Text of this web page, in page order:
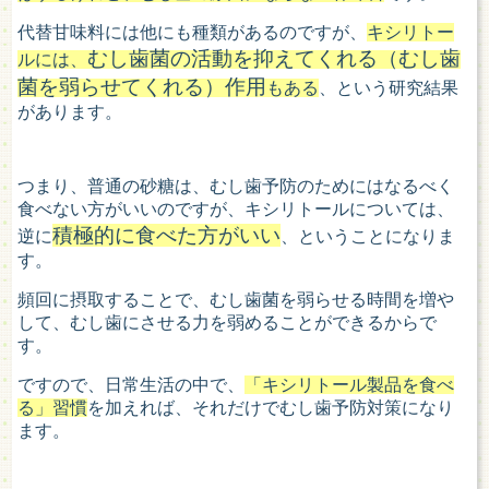
代替甘味料には他にも種類があるのですが、 キシリトー
ルには、 むし歯菌の活動を抑えてくれる（むし歯
菌を弱らせてくれる）作用もある
、という研究結果
があります。
つまり、普通の砂糖は、むし歯予防のためにはなるべく
食べない方がいいのですが、キシリトールについては、
逆に積極的に食べた方がいい 、ということになりま
す。
頻回に摂取することで、むし歯菌を弱らせる時間を増や
して、むし歯にさせる力を弱めることができるからで
す。
ですので、日常生活の中で、
「キシリトール製品を食べ
る」習慣を加えれば、それだけでむし歯予防対策になり
ます。